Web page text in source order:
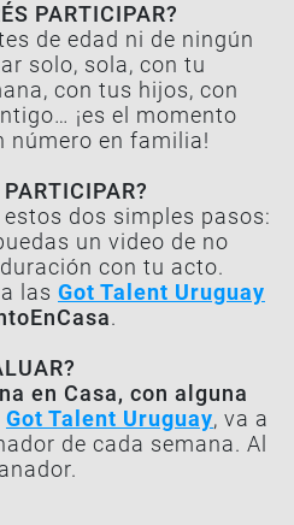
PARTICIPAR?
de edad ni de ningún
solo, sola, con tu
con tus hijos, con
¡es el momento
número en familia!
dos simples pasos:
un video de no
con tu acto.
las Got Talent Uruguay
.
en Casa, con alguna
Got Talent Uruguay, va a
de cada semana. Al